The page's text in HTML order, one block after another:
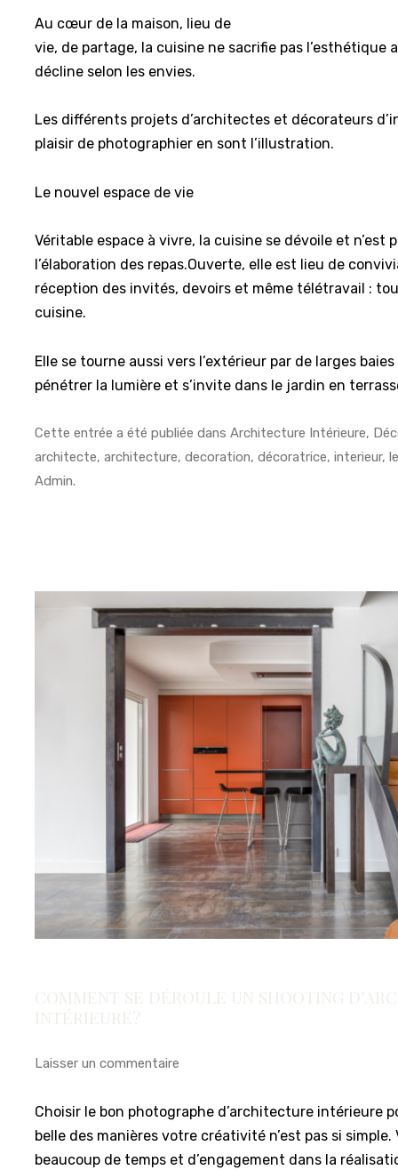
Au cœur de la maison, lieu de
vie, de partage, la cuisine ne sacrifie pas l’esthétique
décline selon les envies.
Les différents projets d’architectes et décorateurs
plaisir de photographier en sont l’illustration.
Le nouvel espace de vie
Véritable espace à vivre, la cuisine se dévoile et n’est
l’élaboration des repas.Ouverte, elle est lieu de
réception des invités, devoirs et même télétravail :
cuisine.
Elle se tourne aussi vers l’extérieur par de larges
pénétrer la lumière et s’invite dans le jardin en
Cette entrée a été publiée dansArchitecture Intérieure,
architecte,architecture,decoration,décoratrice,interieur,
Admin.
Laisser un commentaire
Choisir le bon photographe d’architecture intérieure
belle des manières votre créativité n’est pas si
beaucoup de temps et d’engagement dans la